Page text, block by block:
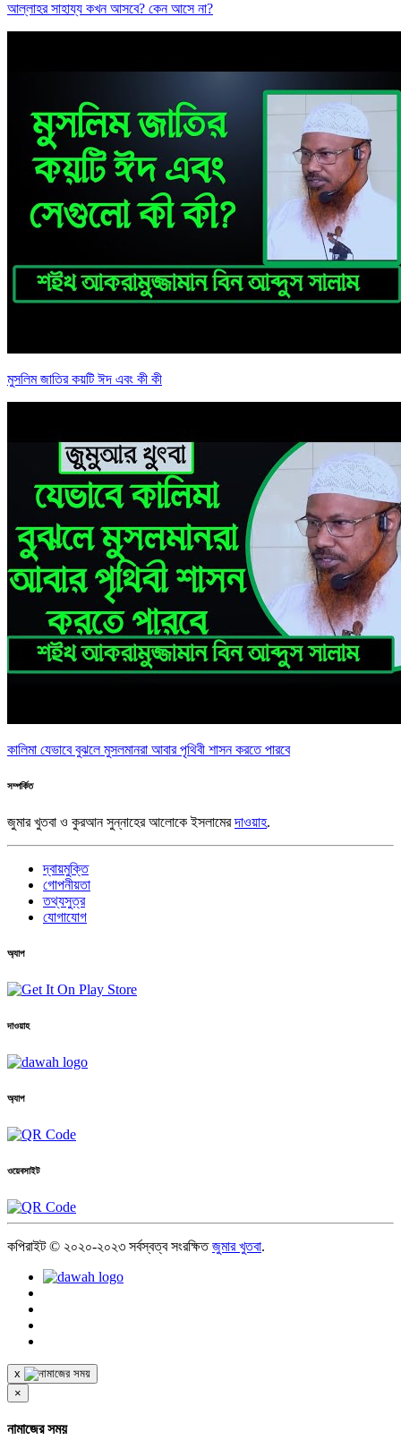
আল্লাহর সাহায্য কখন আসবে? কেন আসে না?
মুসলিম জাতির কয়টি ঈদ এবং কী কী
কালিমা যেভাবে বুঝলে মুসলমানরা আবার পৃথিবী শাসন করতে পারবে
সম্পর্কিত
জুমার খুতবা ও কুরআন সুন্নাহের আলোকে ইসলামেরদাওয়াহ.
দ্বায়মুক্তি
গোপনীয়তা
তথ্যসুত্র
যোগাযোগ
অ্যাপ
দাওয়াহ
অ্যাপ
ওয়েবসাইট
কপিরাইট © ২০২০-২০২৩ সর্বস্বত্ব সংরক্ষিতজুমার খুতবা.
x
×
নামাজের সময়